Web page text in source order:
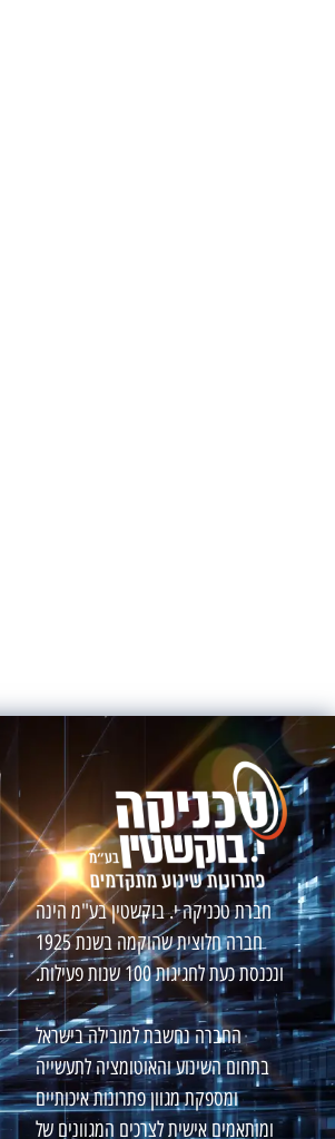
חברת טכניקה י. בוקשטין בע"מ הינה
חברה חלוצית שהוקמה בשנת 1925
ונכנסת כעת לחגיגות 100 שנות פעילות.
החברה נחשבת למובילה בישראל
בתחום השינוע והאוטומציה לתעשייה
ומספקת מגוון פתרונות איכותיים
ומותאמים אישית לצרכים המגוונים של